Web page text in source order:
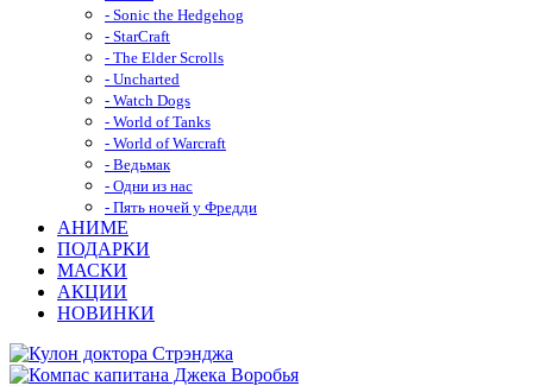
- Sonic the Hedgehog
- StarCraft
- The Elder Scrolls
- Uncharted
- Watch Dogs
- World of Tanks
- World of Warcraft
- Ведьмак
- Одни из нас
- Пять ночей у Фредди
АНИМЕ
ПОДАРКИ
МАСКИ
АКЦИИ
НОВИНКИ